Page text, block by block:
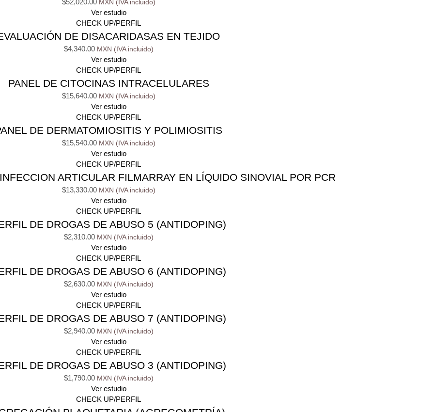
$52,020.00
Ver estudio
CHECK UP/PERFIL
DE DISACARIDASAS EN TEJIDO
$4,340.00
Ver estudio
CHECK UP/PERFIL
PANEL DE CITOCINAS INTRACELULARES
$15,640.00
Ver estudio
CHECK UP/PERFIL
DE DERMATOMIOSITIS Y POLIMIOSITIS
$15,540.00
Ver estudio
CHECK UP/PERFIL
ARTICULAR FILMARRAY EN LÍQUIDO SINOVIAL POR PCR
$13,330.00
Ver estudio
CHECK UP/PERFIL
DE DROGAS DE ABUSO 5 (ANTIDOPING)
$2,310.00
Ver estudio
CHECK UP/PERFIL
DE DROGAS DE ABUSO 6 (ANTIDOPING)
$2,630.00
Ver estudio
CHECK UP/PERFIL
DE DROGAS DE ABUSO 7 (ANTIDOPING)
$2,940.00
Ver estudio
CHECK UP/PERFIL
DE DROGAS DE ABUSO 3 (ANTIDOPING)
$1,790.00
Ver estudio
CHECK UP/PERFIL